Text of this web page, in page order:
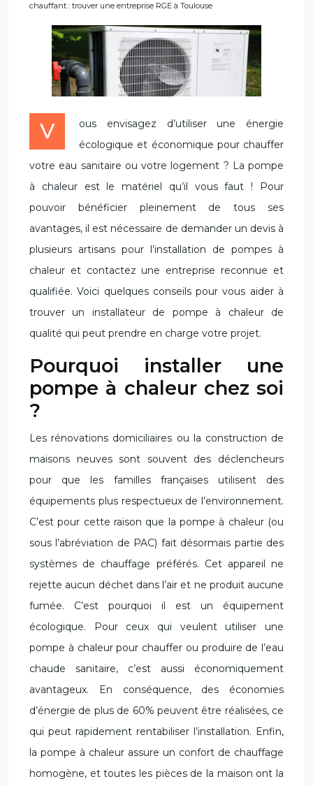
chauffant : trouver une entreprise RGE à Toulouse
Vous envisagez d’utiliser une énergie
écologique et économique pour chauffer
votre eau sanitaire ou votre logement ? La pompe
à chaleur est le matériel qu’il vous faut ! Pour
pouvoir bénéficier pleinement de tous ses
avantages, il est nécessaire de demander un devis à
plusieurs artisans pour l’installation de pompes à
chaleur et contactez une entreprise reconnue et
qualifiée. Voici quelques conseils pour vous aider à
trouver un installateur de pompe à chaleur de
qualité qui peut prendre en charge votre projet.
Pourquoi installer une
pompe à chaleur chez soi
?
Les rénovations domiciliaires ou la construction de
maisons neuves sont souvent des déclencheurs
pour que les familles françaises utilisent des
équipements plus respectueux de l’environnement.
C’est pour cette raison que la pompe à chaleur (ou
sous l’abréviation de PAC) fait désormais partie des
systèmes de chauffage préférés. Cet appareil ne
rejette aucun déchet dans l’air et ne produit aucune
fumée. C’est pourquoi il est un équipement
écologique. Pour ceux qui veulent utiliser une
pompe à chaleur pour chauffer ou produire de l’eau
chaude sanitaire, c’est aussi économiquement
avantageux. En conséquence, des économies
d’énergie de plus de 60% peuvent être réalisées, ce
qui peut rapidement rentabiliser l’installation. Enfin,
la pompe à chaleur assure un confort de chauffage
homogène, et toutes les pièces de la maison ont la